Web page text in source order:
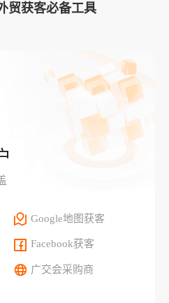
贸获客必备工具
Google地图获客
Facebook获客
广交会采购商